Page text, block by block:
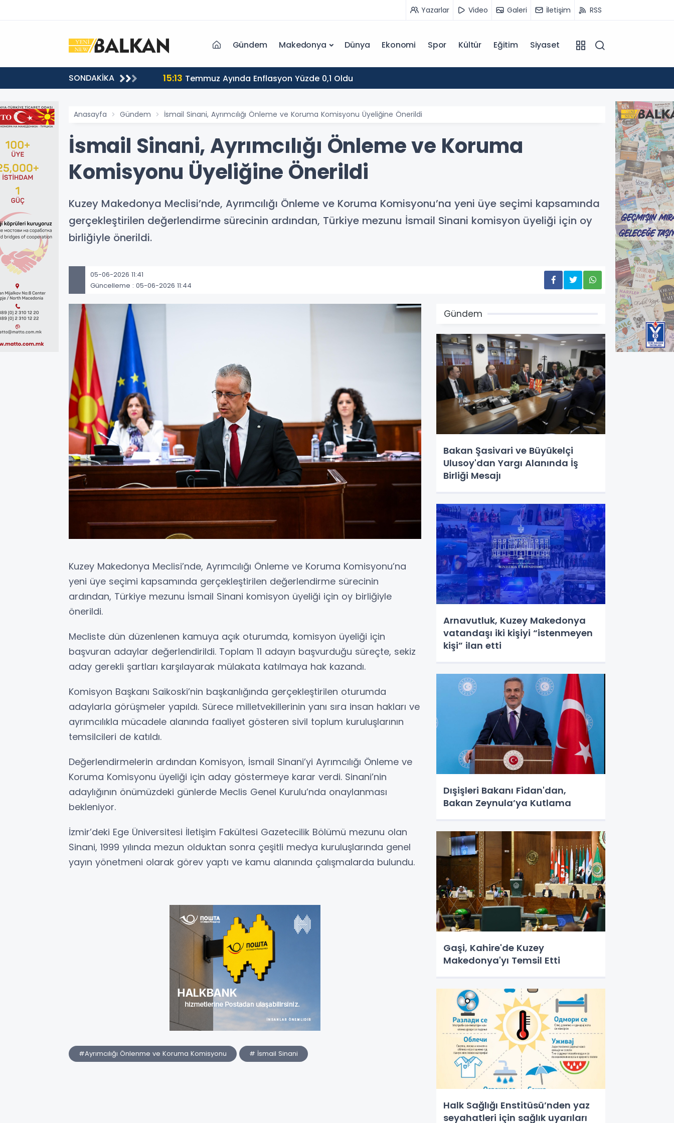
Yazarlar Video Galeri İletişim RSS
Gündem Makedonya Dünya Ekonomi Spor Kültür Eğitim Siyaset
SONDAKİKA 15:13 Temmuz Ayında Enflasyon Yüzde 0,1 Oldu
Anasayfa Gündem İsmail Sinani, Ayrımcılığı Önleme ve Koruma Komisyonu Üyeliğine Önerildi
İsmail Sinani, Ayrımcılığı Önleme ve Koruma
Komisyonu Üyeliğine Önerildi
Kuzey Makedonya Meclisi’nde, Ayrımcılığı Önleme ve Koruma Komisyonu’na yeni üye seçimi kapsamında
gerçekleştirilen değerlendirme sürecinin ardından, Türkiye mezunu İsmail Sinani komisyon üyeliği için oy
birliğiyle önerildi.
05-06-2026 11:41
Güncelleme : 05-06-2026 11:44
Kuzey Makedonya Meclisi’nde, Ayrımcılığı Önleme ve Koruma Komisyonu’na
yeni üye seçimi kapsamında gerçekleştirilen değerlendirme sürecinin
ardından, Türkiye mezunu İsmail Sinani komisyon üyeliği için oy birliğiyle
önerildi.
Mecliste dün düzenlenen kamuya açık oturumda, komisyon üyeliği için
başvuran adaylar değerlendirildi. Toplam 11 adayın başvurduğu süreçte, sekiz
aday gerekli şartları karşılayarak mülakata katılmaya hak kazandı.
Komisyon Başkanı Saikoski’nin başkanlığında gerçekleştirilen oturumda
adaylarla görüşmeler yapıldı. Sürece milletvekillerinin yanı sıra insan hakları ve
ayrımcılıkla mücadele alanında faaliyet gösteren sivil toplum kuruluşlarının
temsilcileri de katıldı.
Değerlendirmelerin ardından Komisyon, İsmail Sinani’yi Ayrımcılığı Önleme ve
Koruma Komisyonu üyeliği için aday göstermeye karar verdi. Sinani’nin
adaylığının önümüzdeki günlerde Meclis Genel Kurulu’nda onaylanması
bekleniyor.
İzmir’deki Ege Üniversitesi İletişim Fakültesi Gazetecilik Bölümü mezunu olan
Sinani, 1999 yılında mezun olduktan sonra çeşitli medya kuruluşlarında genel
yayın yönetmeni olarak görev yaptı ve kamu alanında çalışmalarda bulundu.
#Ayrımcılığı Önlenme ve Koruma Komisyonu # İsmail Sinani
Gündem
Bakan Şasivari ve Büyükelçi
Ulusoy'dan Yargı Alanında İş
Birliği Mesajı
Arnavutluk, Kuzey Makedonya
vatandaşı iki kişiyi “istenmeyen
kişi” ilan etti
Dışişleri Bakanı Fidan'dan,
Bakan Zeynula’ya Kutlama
Gaşi, Kahire'de Kuzey
Makedonya'yı Temsil Etti
Halk Sağlığı Enstitüsü’nden yaz
seyahatleri için sağlık uyarıları